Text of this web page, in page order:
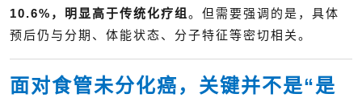
10.6%，明显高于传统化疗组 。但需要强调的是，具体
预后仍与分期、体能状态、分子特征等密切相关。
面对食管未分化癌，关键并不是“是